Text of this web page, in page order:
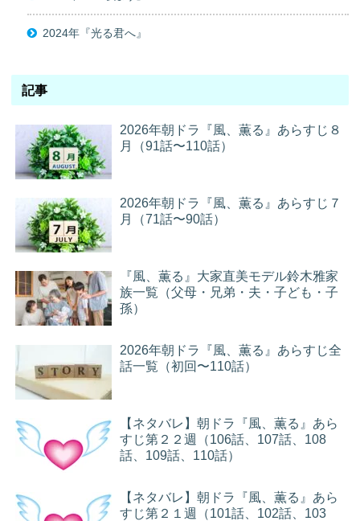
2024年『光る君へ』
記事
2026年朝ドラ『風、薫る』あらすじ８
月（91話〜110話）
2026年朝ドラ『風、薫る』あらすじ７
月（71話〜90話）
『風、薫る』大家直美モデル鈴木雅家
族一覧（父母・兄弟・夫・子ども・子
孫）
2026年朝ドラ『風、薫る』あらすじ全
話一覧（初回〜110話）
【ネタバレ】朝ドラ『風、薫る』あら
すじ第２２週（106話、107話、108
話、109話、110話）
【ネタバレ】朝ドラ『風、薫る』あら
すじ第２１週（101話、102話、103